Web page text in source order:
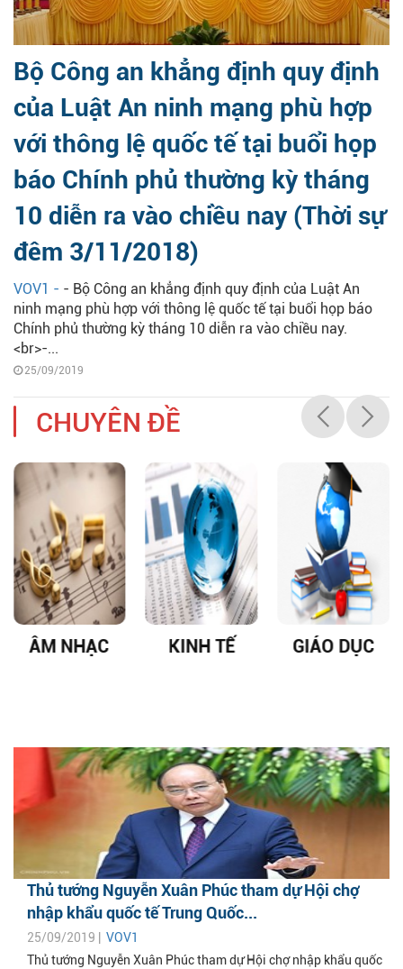
Bộ Công an khẳng định quy định
của Luật An ninh mạng phù hợp
với thông lệ quốc tế tại buổi họp
báo Chính phủ thường kỳ tháng
10 diễn ra vào chiều nay (Thời sự
đêm 3/11/2018)
VOV1 - - Bộ Công an khẳng định quy định của Luật An
ninh mạng phù hợp với thông lệ quốc tế tại buổi họp báo
Chính phủ thường kỳ tháng 10 diễn ra vào chiều nay.
<br>-...
25/09/2019
CHUYÊN ĐỀ
ÂM NHẠC KINH TẾ GIÁO DỤC
Thủ tướng Nguyễn Xuân Phúc tham dự Hội chợ
nhập khẩu quốc tế Trung Quốc...
25/09/2019 | VOV1
Thủ tướng Nguyễn Xuân Phúc tham dự Hội chợ nhập khẩu quốc